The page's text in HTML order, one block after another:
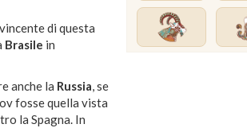
di questa
Brasile in
anche la Russia, se
fosse quella vista
la Spagna. In